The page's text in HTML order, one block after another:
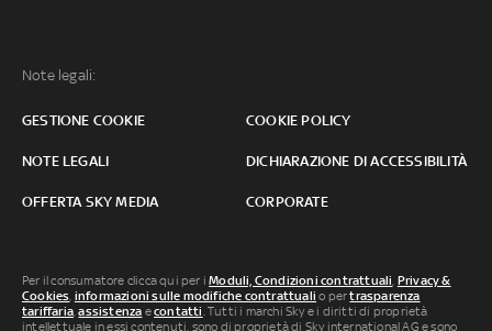
Note legali:
GESTIONE COOKIE COOKIE POLICY
NOTE LEGALI DICHIARAZIONE DI ACCESSIBILITÀ
OFFERTA SKY MEDIA CORPORATE
Per il consumatore clicca qui per iModuli, Condizioni contrattuali, Privacy &
Cookies, informazioni sulle modifiche contrattuali o pertrasparenza
tariffaria,assistenza econtatti. Tutti i marchi Sky e i diritti di proprietà
intellettuale in essi contenuti, sono di proprietà di Sky international AG e sono